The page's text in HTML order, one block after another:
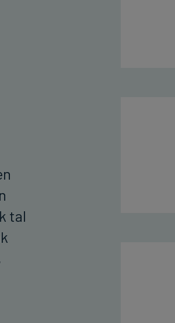
tal